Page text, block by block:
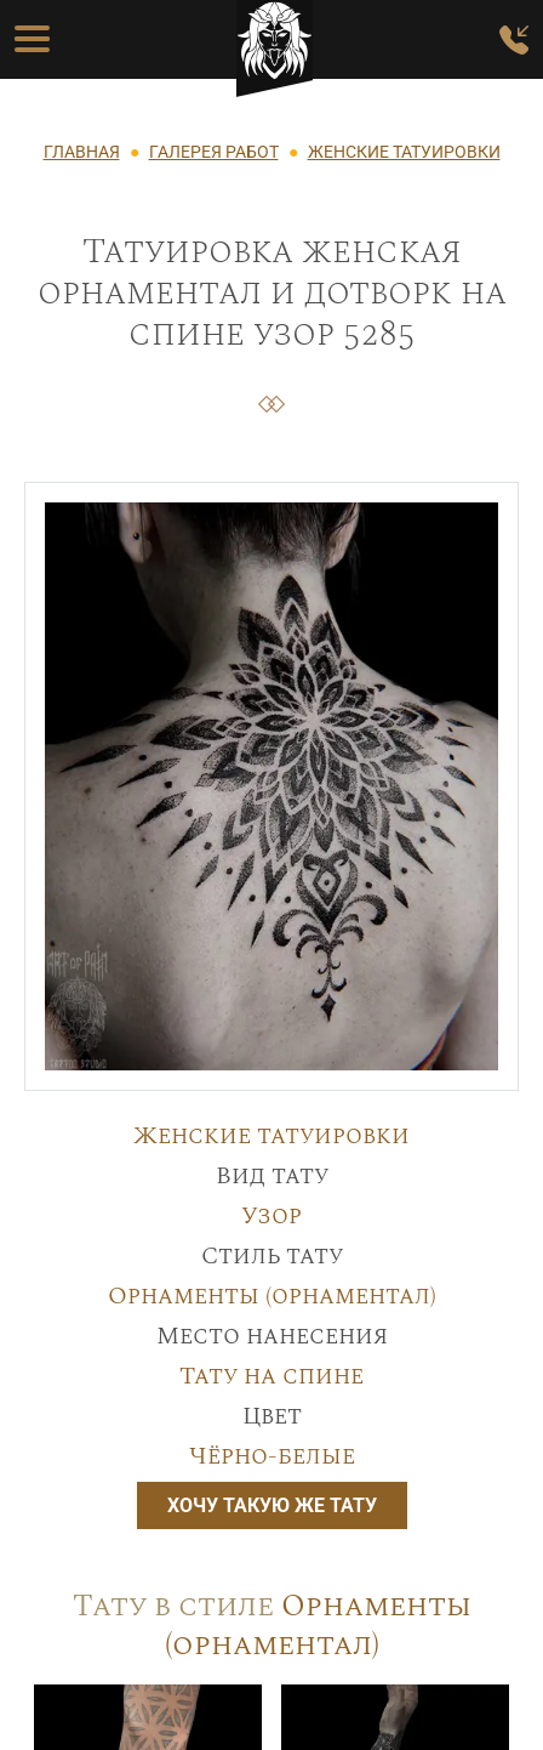
Перейти к основному содержанию
Основная навигация
Строка навигации
ГЛАВНАЯ ГАЛЕРЕЯ РАБОТ ЖЕНСКИЕ ТАТУИРОВКИ
Татуировка женская
орнаментал и дотворк на
спине узор 5285
Женские татуировки
Вид тату
Узор
Стиль тату
Орнаменты (орнаментал)
Место нанесения
Тату на спине
Цвет
Чёрно-белые
ХОЧУ ТАКУЮ ЖЕ ТАТУ
Тату в стиле Орнаменты
(орнаментал)